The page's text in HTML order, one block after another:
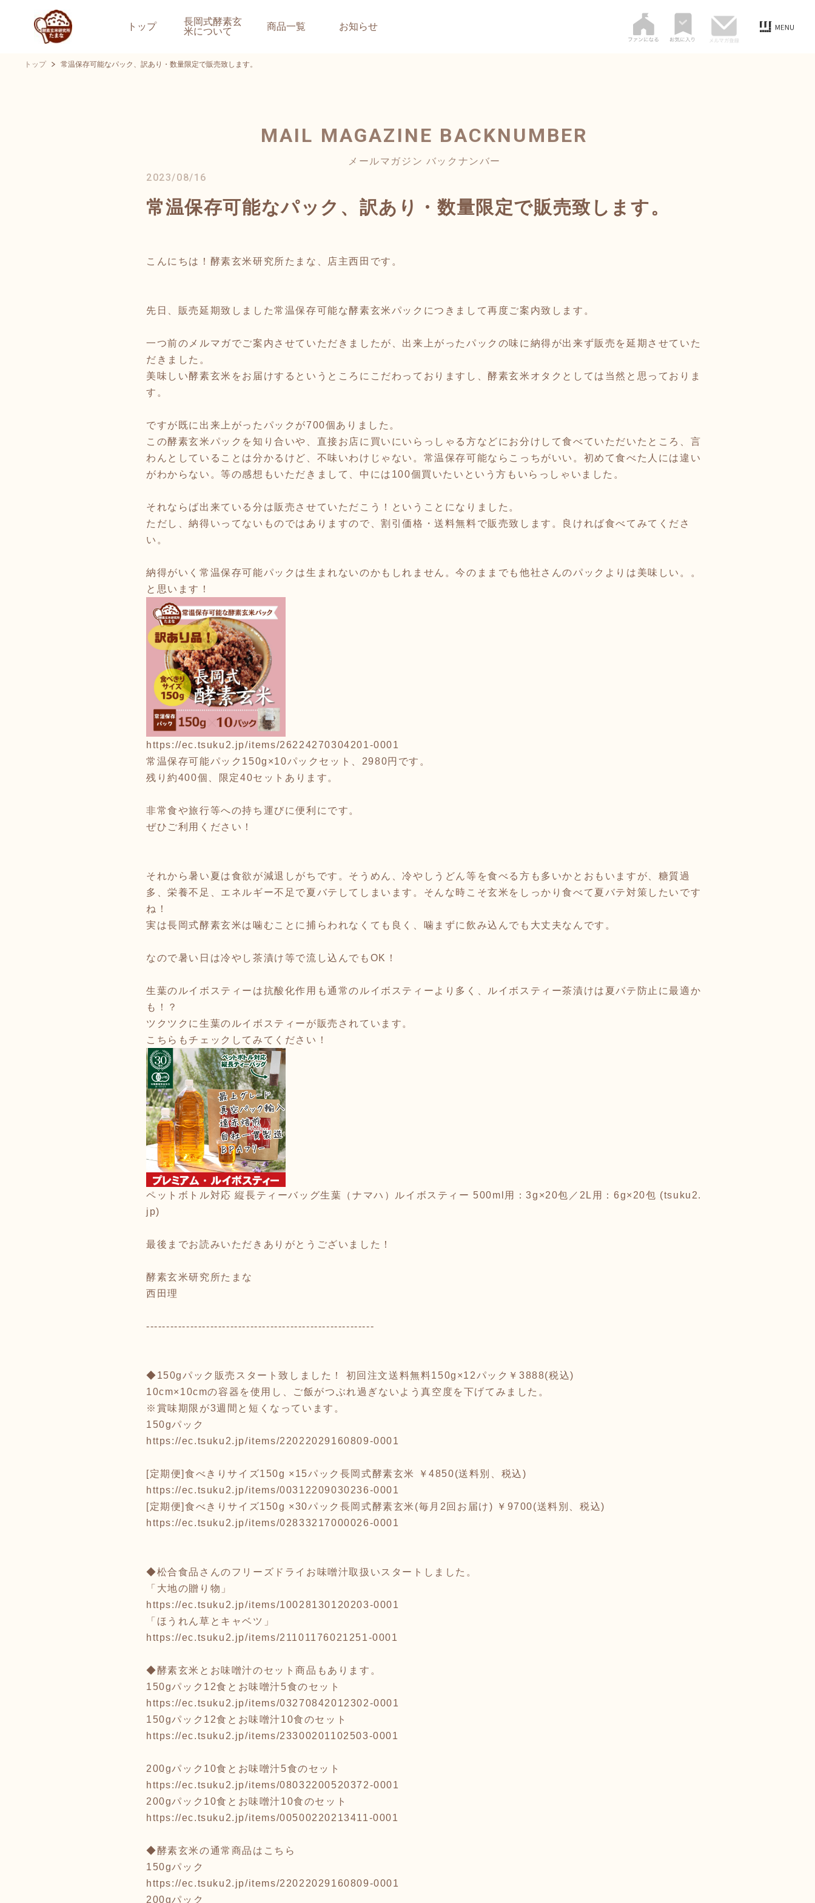
トップ
長岡式酵素玄
米について
商品一覧 お知らせ
トップ 常温保存可能なパック、訳あり・数量限定で販売致します。
MAIL MAGAZINE BACKNUMBER
メールマガジン バックナンバー
2023/08/16
常温保存可能なパック、訳あり・数量限定で販売致します。
こんにちは！酵素玄米研究所たまな、店主西田です。
先日、販売延期致しました常温保存可能な酵素玄米パックにつきまして再度ご案内致します。
一つ前のメルマガでご案内させていただきましたが、出来上がったパックの味に納得が出来ず販売を延期させていた
だきました。
美味しい酵素玄米をお届けするというところにこだわっておりますし、酵素玄米オタクとしては当然と思っておりま
す。
ですが既に出来上がったパックが700個ありました。
この酵素玄米パックを知り合いや、直接お店に買いにいらっしゃる方などにお分けして食べていただいたところ、言
わんとしていることは分かるけど、不味いわけじゃない。常温保存可能ならこっちがいい。初めて食べた人には違い
がわからない。等の感想もいただきまして、中には100個買いたいという方もいらっしゃいました。
それならば出来ている分は販売させていただこう！ということになりました。
ただし、納得いってないものではありますので、割引価格・送料無料で販売致します。良ければ食べてみてくださ
い。
納得がいく常温保存可能パックは生まれないのかもしれません。今のままでも他社さんのパックよりは美味しい。。
と思います！
https://ec.tsuku2.jp/items/26224270304201-0001
常温保存可能パック150g×10パックセット、2980円です。
残り約400個、限定40セットあります。
非常食や旅行等への持ち運びに便利にです。
ぜひご利用ください！
それから暑い夏は食欲が減退しがちです。そうめん、冷やしうどん等を食べる方も多いかとおもいますが、糖質過
多、栄養不足、エネルギー不足で夏バテしてしまいます。そんな時こそ玄米をしっかり食べて夏バテ対策したいです
ね！
実は長岡式酵素玄米は噛むことに捕らわれなくても良く、噛まずに飲み込んでも大丈夫なんです。
なので暑い日は冷やし茶漬け等で流し込んでもOK！
生葉のルイボスティーは抗酸化作用も通常のルイボスティーより多く、ルイボスティー茶漬けは夏バテ防止に最適か
も！？
ツクツクに生葉のルイボスティーが販売されています。
こちらもチェックしてみてください！
ペットボトル対応 縦長ティーバッグ生葉（ナマハ）ルイボスティー 500ml用：3g×20包／2L用：6g×20包 (tsuku2.
jp)
最後までお読みいただきありがとうございました！
酵素玄米研究所たまな
西田理
---------------------------------------------------------
◆150gパック販売スタート致しました！ 初回注文送料無料150g×12パック￥3888(税込)
10cm×10cmの容器を使用し、ご飯がつぶれ過ぎないよう真空度を下げてみました。
※賞味期限が3週間と短くなっています。
150gパック
https://ec.tsuku2.jp/items/22022029160809-0001
[定期便]食べきりサイズ150g ×15パック長岡式酵素玄米 ￥4850(送料別、税込)
https://ec.tsuku2.jp/items/00312209030236-0001
[定期便]食べきりサイズ150g ×30パック長岡式酵素玄米(毎月2回お届け) ￥9700(送料別、税込)
https://ec.tsuku2.jp/items/02833217000026-0001
◆松合食品さんのフリーズドライお味噌汁取扱いスタートしました。
「大地の贈り物」
https://ec.tsuku2.jp/items/10028130120203-0001
「ほうれん草とキャベツ」
https://ec.tsuku2.jp/items/21101176021251-0001
◆酵素玄米とお味噌汁のセット商品もあります。
150gパック12食とお味噌汁5食のセット
https://ec.tsuku2.jp/items/03270842012302-0001
150gパック12食とお味噌汁10食のセット
https://ec.tsuku2.jp/items/23300201102503-0001
200gパック10食とお味噌汁5食のセット
https://ec.tsuku2.jp/items/08032200520372-0001
200gパック10食とお味噌汁10食のセット
https://ec.tsuku2.jp/items/00500220213411-0001
◆酵素玄米の通常商品はこちら
150gパック
https://ec.tsuku2.jp/items/22022029160809-0001
200gパック